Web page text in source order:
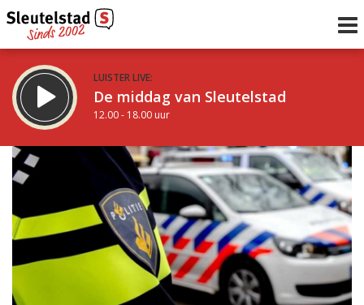
LUISTER LIVE:
De middag van Sleutelstad
12.00 - 18.00 uur
STRAKS:
De vrijdagavond met Keanu
uur 1 van 0 Volgend uur
Inklappen